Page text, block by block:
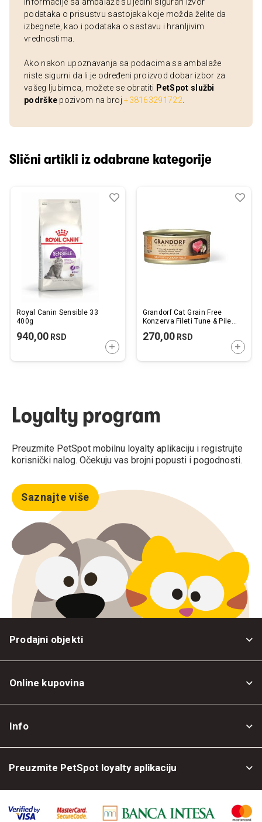
podataka o prisustvu sastojaka koje možda želite da
izbegnete, kao i podataka o sastavu i hranljivim
vrednostima.
Ako nakon upoznavanja sa podacima sa ambalaže
niste sigurni da li je određeni proizvod dobar izbor za
vašeg ljubimca, možete se obratiti PetSpot službi
podrške pozivom na broj+38163291722
Slični artikli iz odabrane kategorije
Royal Canin Sensible 33
400g
940,00 RSD
DODAJTE U KORPU
Dodaj
Uporedi
Grandorf Cat Grain Free
Konzerva Fileti Tune & Pileće
270,00RSD
Loyalty program
Preuzmite PetSpot mobilnu loyalty aplikaciju i registrujte
korisnički nalog. Očekuju vas brojni popusti i pogodnosti.
Saznajte više
Prodajni objekti
Online kupovina
Info
Preuzmite PetSpot loyalty aplikaciju